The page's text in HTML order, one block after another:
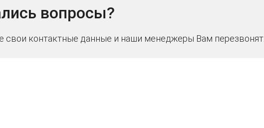
вопросы?
свои контактные данные и наши менеджеры Вам перезвонят.